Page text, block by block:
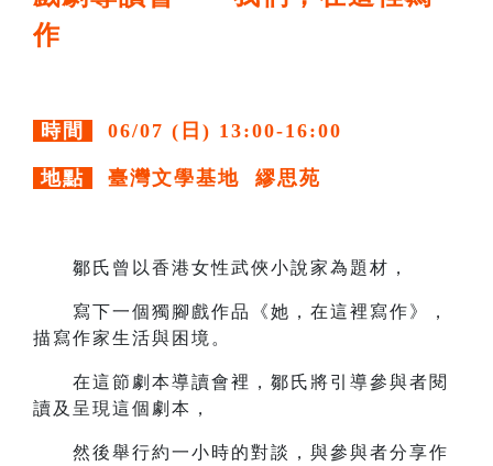
作
時間 06/07 (日) 13:00-16:00
地點 臺灣文學基地 繆思苑
鄒氏曾以香港女性武俠小說家為題材，
寫下一個獨腳戲作品《她，在這裡寫作》，
描寫作家生活與困境。
在這節劇本導讀會裡，鄒氏將引導參與者閱
讀及呈現這個劇本，
然後舉行約一小時的對談，與參與者分享作